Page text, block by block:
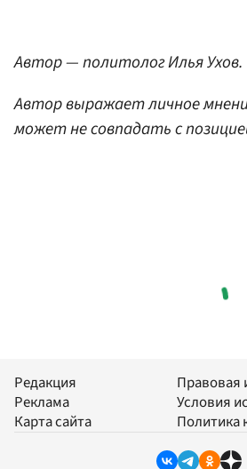
Автор — политолог Илья Ухов.
Автор выражает личное
может не совпадать с
Редакция
Реклама
Карта сайта
Правовая
Условия
Политика